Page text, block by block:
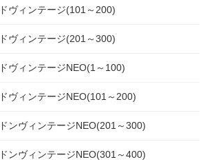
ヴィンテージ(101～200)
ヴィンテージ(201～300)
ヴィンテージNEO(1～100)
ヴィンテージNEO(101～200)
ンヴィンテージNEO(201～300)
ンヴィンテージNEO(301～400)